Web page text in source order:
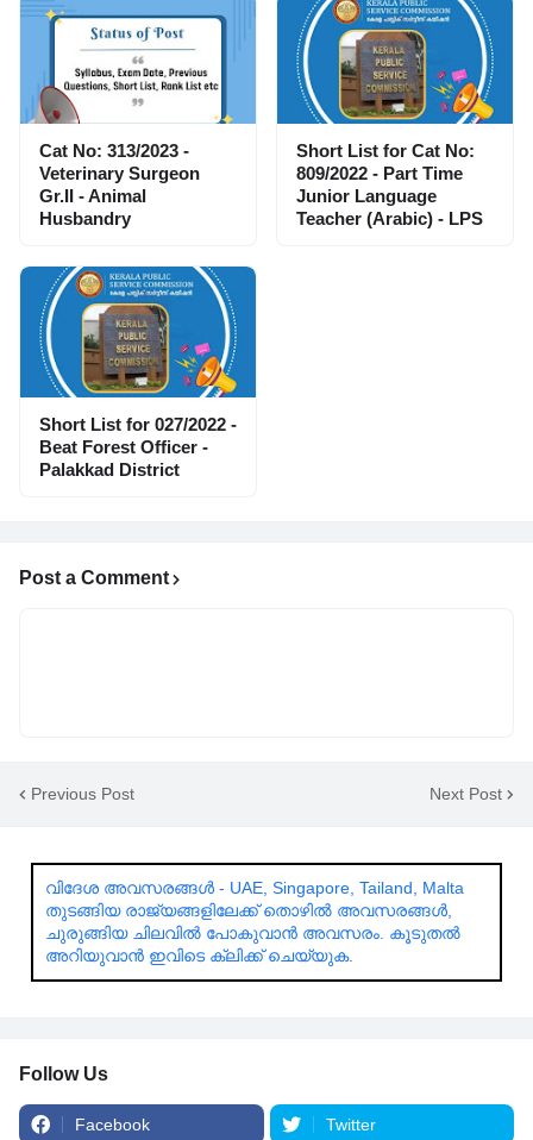
Cat No: 313/2023 -
Veterinary Surgeon
Gr.II - Animal
Husbandry
Short List for Cat No:
809/2022 - Part Time
Junior Language
Teacher (Arabic) - LPS
Short List for 027/2022 -
Beat Forest Officer -
Palakkad District
Post a Comment
Previous Post Next Post
വിദേശ അവസരങ്ങൾ - UAE, Singapore, Tailand, Malta
തുടങ്ങിയ രാജ്യങ്ങളിലേക്ക് തൊഴിൽ അവസരങ്ങൾ,
ചുരുങ്ങിയ ചിലവിൽ പോകുവാൻ അവസരം. കൂടുതൽ
അറിയുവാൻ ഇവിടെ ക്ലിക്ക് ചെയ്യുക.
Follow Us
Facebook Twitter